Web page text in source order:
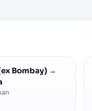
Bombay) →